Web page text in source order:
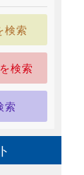
検索
検索
索